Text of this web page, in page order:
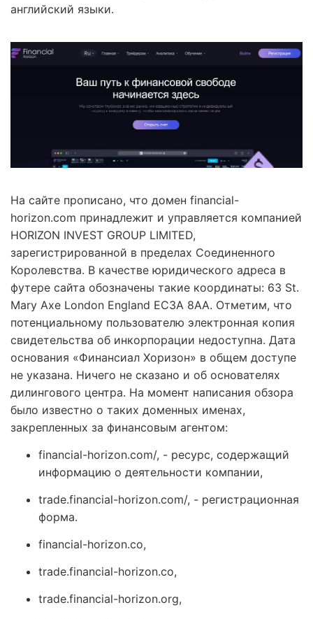
английский языки.
На сайте прописано, что домен financial-
horizon.com принадлежит и управляется компанией
HORIZON INVEST GROUP LIMITED,
зарегистрированной в пределах Соединенного
Королевства. В качестве юридического адреса в
футере сайта обозначены такие координаты: 63 St.
Mary Axe London England EC3A 8AA. Отметим, что
потенциальному пользователю электронная копия
свидетельства об инкорпорации недоступна. Дата
основания «Финансиал Хоризон» в общем доступе
не указана. Ничего не сказано и об основателях
дилингового центра. На момент написания обзора
было известно о таких доменных именах,
закрепленных за финансовым агентом:
financial-horizon.com/, - ресурс, содержащий
информацию о деятельности компании,
trade.financial-horizon.com/, - регистрационная
форма.
financial-horizon.co,
trade.financial-horizon.co,
trade.financial-horizon.org,